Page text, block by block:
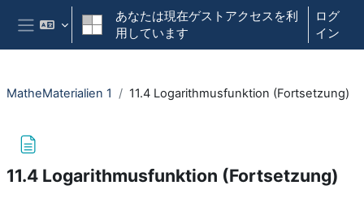
メインコンテンツへスキップする
サイドパネル
あなたは現在ゲストアクセスを利
用しています
ログ
イン
MatheMaterialien 1 11.4 Logarithmusfunktion (Fortsetzung)
11.4 Logarithmusfunktion (Fortsetzung)